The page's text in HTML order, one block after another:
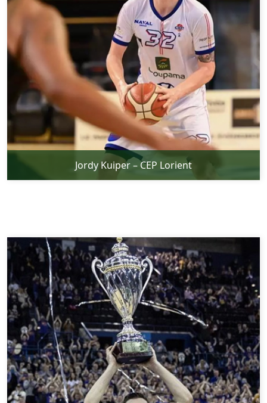
Jordy Kuiper – CEP Lorient